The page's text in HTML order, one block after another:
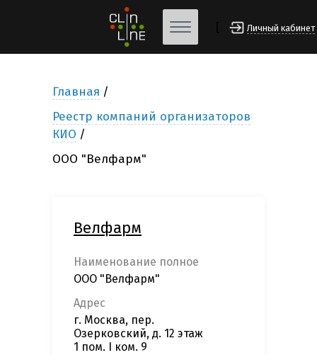
Личный кабинет
Главная
Реестр компаний организаторов
КИО
ООО "Велфарм"
Велфарм
Наименование полное
ООО "Велфарм"
Адрес
г. Москва, пер.
Озерковский, д. 12 этаж
1 пом. I ком. 9